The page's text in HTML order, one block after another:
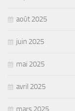
août 2025
juin 2025
mai 2025
avril 2025
mars 2025